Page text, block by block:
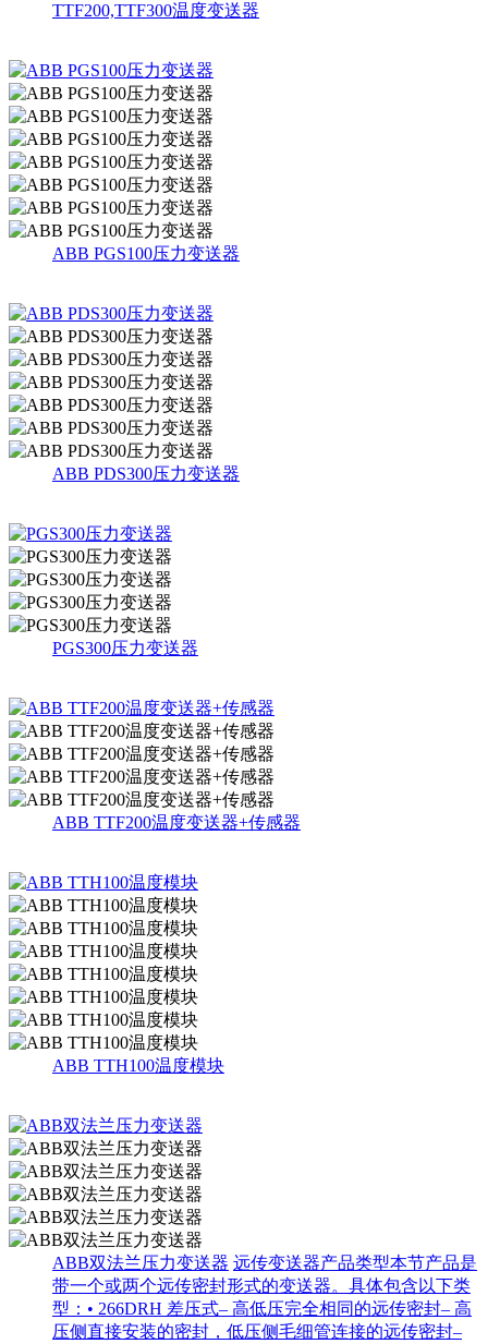
TTF200,TTF300温度变送器
ABB PGS100压力变送器
ABB PDS300压力变送器
PGS300压力变送器
ABB TTF200温度变送器+传感器
ABB TTH100温度模块
ABB双法兰压力变送器 远传变送器产品类型本节产品是
带一个或两个远传密封形式的变送器。具体包含以下类
型：• 266DRH 差压式– 高低压完全相同的远传密封– 高
压侧直接安装的密封，低压侧毛细管连接的远传密封–